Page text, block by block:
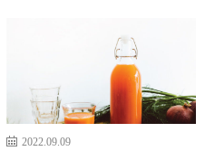
2022.09.09